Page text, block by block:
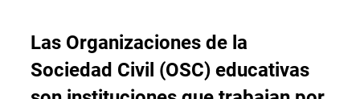
Las Organizaciones de la
Sociedad Civil (OSC) educativas